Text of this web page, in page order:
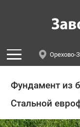
Орехово-
Фундамент из
Стальной